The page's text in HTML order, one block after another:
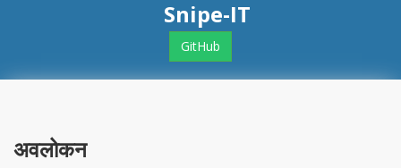
Snipe-IT
GitHub
अवलोकन